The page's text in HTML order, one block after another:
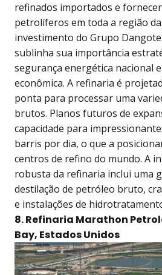
refinados importados e
petrolíferos em toda a região
investimento do Grupo
sublinha sua importância
segurança energética nacional
econômica. A refinaria é
ponta para processar uma
brutos. Planos futuros de
capacidade para
barris por dia, o que a
centros de refino do mundo. A
robusta da refinaria inclui uma
destilação de petróleo bruto,
e instalações de
8. Refinaria Marathon
Bay, Estados Unidos